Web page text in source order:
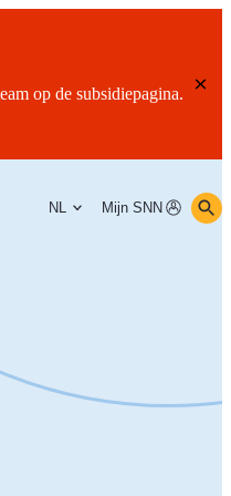
op de subsidiepagina.
NL Mijn SNN